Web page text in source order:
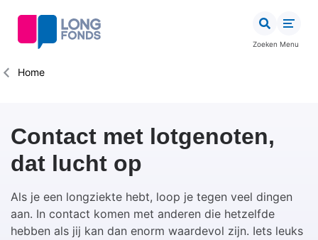
inhoud
Zoeken Menu
Kruimelpad
Home
Contact met lotgenoten,
dat lucht op
Als je een longziekte hebt, loop je tegen veel dingen
aan. In contact komen met anderen die hetzelfde
hebben als jij kan dan enorm waardevol zijn. Iets leuks